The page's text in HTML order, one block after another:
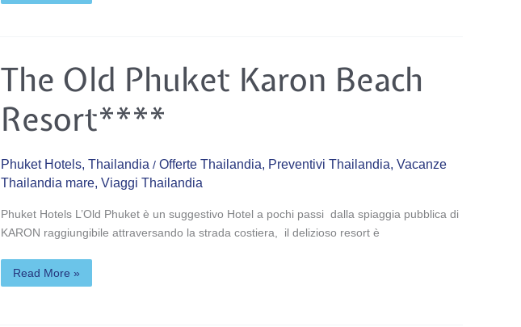
The Old Phuket Karon Beach
Resort****
Phuket Hotels, Thailandia / Offerte Thailandia, Preventivi Thailandia, Vacanze
Thailandia mare, Viaggi Thailandia
Phuket Hotels L’Old Phuket è un suggestivo Hotel a pochi passi dalla spiaggia pubblica di
KARON raggiungibile attraversando la strada costiera, il delizioso resort è
The
Old
Phuket
Beach
Resort****
Read More »